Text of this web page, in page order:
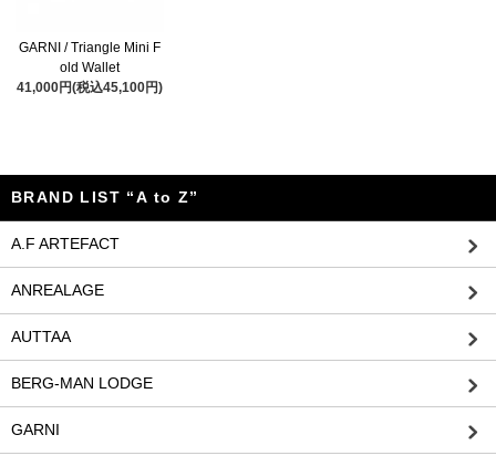
GARNI / Triangle Mini F
old Wallet
41,000円(税込45,100円)
BRAND LIST “A to Z”
A.F ARTEFACT
ANREALAGE
AUTTAA
BERG-MAN LODGE
GARNI